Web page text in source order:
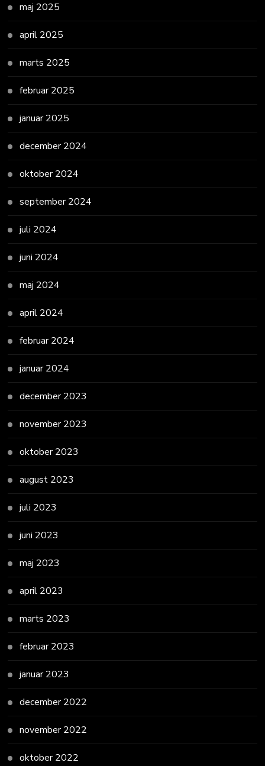
maj 2025
april 2025
marts 2025
februar 2025
januar 2025
december 2024
oktober 2024
september 2024
juli 2024
juni 2024
maj 2024
april 2024
februar 2024
januar 2024
december 2023
november 2023
oktober 2023
august 2023
juli 2023
juni 2023
maj 2023
april 2023
marts 2023
februar 2023
januar 2023
december 2022
november 2022
oktober 2022